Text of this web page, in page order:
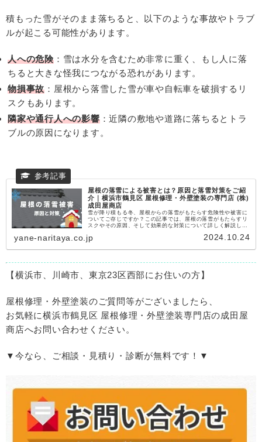
積もった雪がそのまま落ちると、以下のような事故やトラブ
ルが起こる可能性があります。
人への危険：雪は水分を含むため非常に重く、もし人に落
ちると大きな怪我につながる恐れがあります。
物損事故 ：屋根から落雪した雪が車や自転車を破損するリ
スクもあります。
隣家や通行人への影響：近隣の敷地や道路に落ちるとトラ
ブルの原因になります。
屋根の落雪による被害とは？原因と落雪対策をご紹
介｜横浜市鶴見区 屋根修理・外壁塗装の専門店 (株)
成田屋商店
雪が降り積もる冬、屋根からの落雪がもたらす危険性や被害に
ついてご存じですか？この記事では、屋根の落雪がもたらすリ
スクやその原因、そして効果的な対策について詳しく解説しま
安全な冬を迎えるための一歩を踏み出しましょう。横浜市や川
方は必見です。
yane-naritaya.co.jp 2024.10.24
【横浜市、川崎市、東京23区西部にお住いの方】
屋根修理・外壁塗装のご質問等がございましたら、
お気軽に横浜市鶴見区 屋根修理・外壁塗装専門店の成田屋
商店へお問い合わせください。
▼今なら、ご相談・見積り・診断が無料です！▼